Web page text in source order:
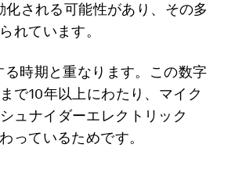
される可能性があり、その多
れています。
時期と重なります。この数字
で10年以上にわたり、マイク
ュナイダーエレクトリック
っているためです。